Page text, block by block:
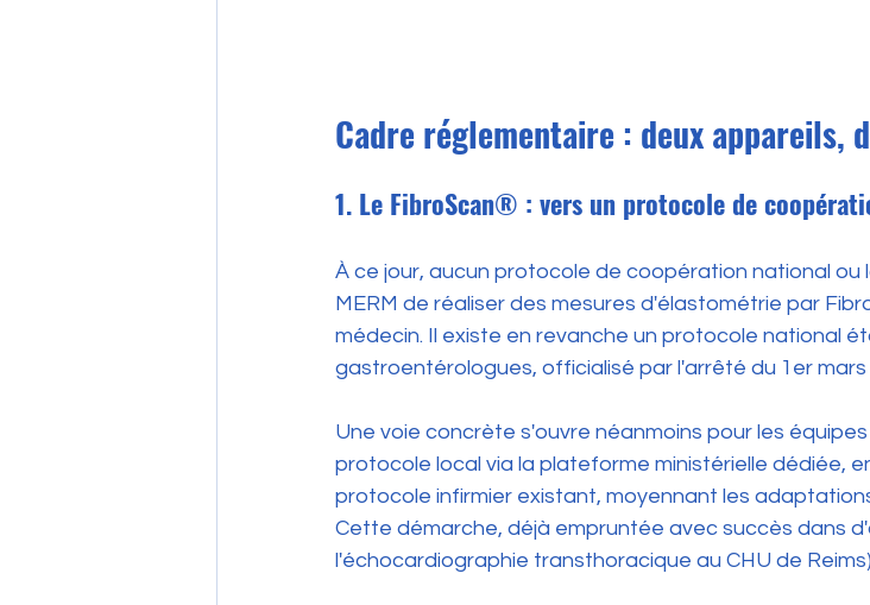
Cadre réglementaire : deux appareils,
1. Le FibroScan® : vers un protocole de
À ce jour, aucun protocole de coopération national
MERM de réaliser des mesures d'élastométrie par
médecin. Il existe en revanche un protocole national
gastroentérologues, officialisé par l'arrêté du 1er mars
Une voie concrète s'ouvre néanmoins pour les
protocole local via la plateforme ministérielle dédiée,
protocole infirmier existant, moyennant les
Cette démarche, déjà empruntée avec succès dans
l'échocardiographie transthoracique au CHU de